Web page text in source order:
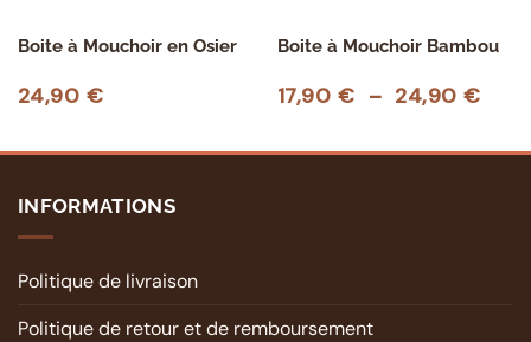
Boite à Mouchoir en Osier
24,90 €
Boite à Mouchoir Bambou
17,90 € – 24,90€
INFORMATIONS
Politique de livraison
Politique de retour et de remboursement